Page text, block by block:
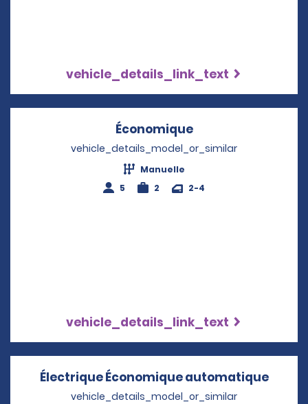
vehicle_details_link_text
ÉconomiqueOpens in a new
vehicle_details_model_or_similar
Manuelle
5
2 2-4
vehicle_details_link_text
Électrique Économique automatique
vehicle_details_model_or_similar